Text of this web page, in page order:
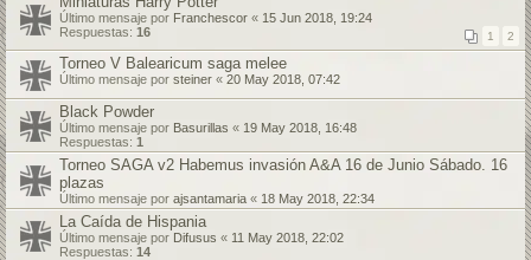
Último mensaje por Franchescor « 15 Jun 2018, 19:24
Respuestas: 16 1 2
Torneo V Balearicum saga melee
Último mensaje por steiner « 20 May 2018, 07:42
Black Powder
Último mensaje por Basurillas « 19 May 2018, 16:48
Respuestas: 1
Torneo SAGA v2 Habemus invasión A&A 16 de Junio Sábado. 16
plazas
Último mensaje por ajsantamaria « 18 May 2018, 22:34
La Caída de Hispania
Último mensaje por Difusus « 11 May 2018, 22:02
Respuestas: 14